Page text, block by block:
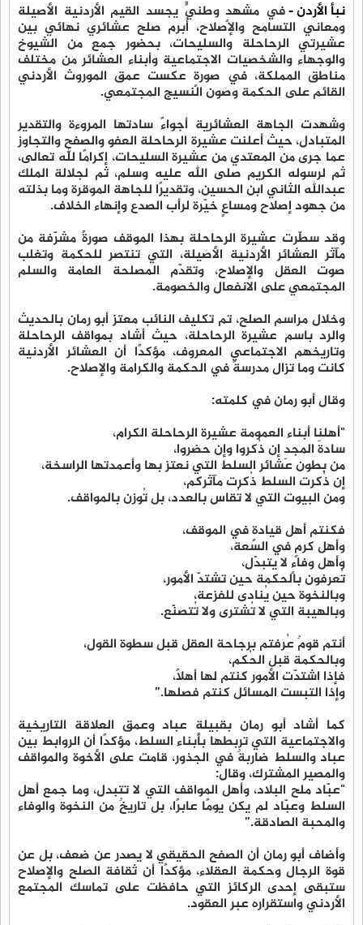
نبأ الأردن -في مشهدٍ وطنيٍّ يجسد القيم الأردنية الأصيلة
ومعاني التسامح والإصلاح، أُبرم صلح عشائري نهائي بين
عشيرتي الرحاحلة والسليحات، بحضور جمع من الشيوخ
والوجهاء والشخصيات الاجتماعية وأبناء العشائر من مختلف
مناطق المملكة، في صورةٍ عكست عمق الموروث الأردني
القائم على الحكمة وصون النسيج المجتمعي.
وشهدت الجاهة العشائرية أجواءً سادتها المروءة والتقدير
المتبادل، حيث أعلنت عشيرة الرحاحلة العفو والصفح والتجاوز
عما جرى من المعتدي من عشيرة السليحات، إكرامًا لله تعالى،
ثم لرسوله الكريم صلى الله عليه وسلم، ثم لجلالة الملك
عبدالله الثاني ابن الحسين، وتقديرًا للجاهة الموقرة وما بذلته
من جهود إصلاح ومساعٍ خيّرة لرأب الصدع وإنهاء الخلاف.
وقد سطّرت عشيرة الرحاحلة بهذا الموقف صورةً مشرّفة من
مآثر العشائر الأردنية الأصيلة، التي تنتصر للحكمة وتغلب
صوت العقل والإصلاح، وتقدّم المصلحة العامة والسلم
المجتمعي على الانفعال والخصومة.
وخلال مراسم الصلح، تم تكليف النائب معتز أبو رمان بالحديث
والرد باسم عشيرة الرحاحلة، حيث أشاد بمواقف الرحاحلة
وتاريخهم الاجتماعي المعروف، مؤكدًا أن العشائر الأردنية
كانت وما تزال مدرسةً في الحكمة والكرامة والإصلاح.
وقال أبو رمان في كلمته:
"أهلنا أبناء العمومة عشيرة الرحاحلة الكرام،
سادةَ المجدِ إن ذُكروا وإن حضروا،
من بطون عشائر السلط التي نعتز بها وأعمدتها الراسخة،
إن ذُكرت السلط ذُكرت مآثركم،
ومن البيوت التي لا تُقاس بالعدد، بل تُوزن بالمواقف.
فكنتم أهل قيادةٍ في الموقف،
وأهل كرمٍ في السعة،
وأهل وفاءٍ لا يتبدّل،
تُعرفون بالحكمة حين تشتدّ الأمور،
وبالنخوة حين يُنادى للفزعة،
وبالهيبة التي لا تُشترى ولا تُتصنّع.
أنتم قومٌ عُرفتم برجاحة العقل قبل سطوة القول،
وبالحكمة قبل الحُكم،
فإذا اشتدّت الأمور كنتم لها أهلًا،
وإذا التبست المسائل كنتم فصلها.”
كما أشاد أبو رمان بقبيلة عباد وعمق العلاقة التاريخية
والاجتماعية التي تربطها بأبناء السلط، مؤكدًا أن الروابط بين
عباد والسلط ضاربةٌ في الجذور، قامت على الأخوة والمواقف
والمصير المشترك، وقال:
"عبّاد ملح البلاد، وأهل المواقف التي لا تتبدل، وما جمع أهل
السلط وعبّاد لم يكن يومًا عابرًا، بل تاريخٌ من النخوة والوفاء
والمحبة الصادقة.”
وأضاف أبو رمان أن الصفح الحقيقي لا يصدر عن ضعف، بل عن
قوة الرجال وحكمة العقلاء، مؤكدًا أن ثقافة الصلح والإصلاح
ستبقى إحدى الركائز التي حافظت على تماسك المجتمع
الأردني واستقراره عبر العقود.